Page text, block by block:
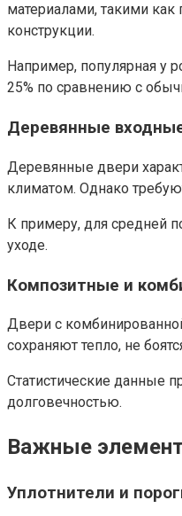
материалами, такими как
конструкции.
Например, популярная у
25% по сравнению с
Деревянные
Деревянные двери
климатом. Однако
К примеру, для средней
уходе.
Композитные и
Двери с
сохраняют тепло, не
Статистические данные
долговечностью.
Важные
Уплотнители и